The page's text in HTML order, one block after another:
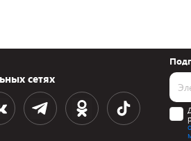
сетях